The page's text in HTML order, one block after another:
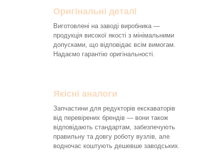
Оригінальні деталі
Виготовлені на заводі виробника —
продукція високої якості з мінімальними
допусками, що відповідає всім вимогам.
Надаємо гарантію оригінальності.
Якісні аналоги
Запчастини для редукторів екскаваторів
від перевірених брендів — вони також
відповідають стандартам, забезпечують
правильну та довгу роботу вузлів, але
водночас коштують дешевше заводських.